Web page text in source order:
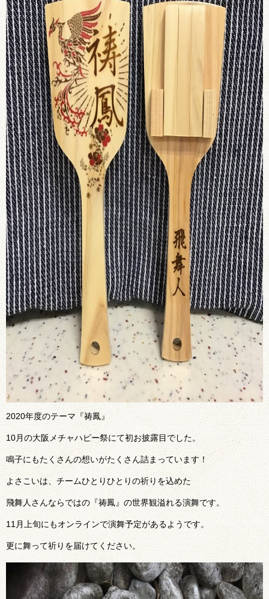
2020年度のテーマ『祷鳳』
10月の大阪メチャハピー祭にて初お披露目でした。
鳴子にもたくさんの想いがたくさん詰まっています！
よさこいは、チームひとりひとりの祈りを込めた
飛舞人さんならではの『祷鳳』の世界観溢れる演舞です。
11月上旬にもオンラインで演舞予定があるようです。
更に舞って祈りを届けてください。